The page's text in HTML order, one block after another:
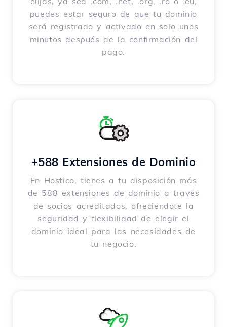
puedes estar seguro de que tu dominio
será registrado y activado en solo unos
minutos después de la confirmación del
pago.
+588 Extensiones de Dominio
En Hostico, tienes a tu disposición más
de 588 extensiones de dominio a través
de socios acreditados, ofreciéndote la
seguridad y flexibilidad de elegir el
dominio ideal para las necesidades de
tu negocio.